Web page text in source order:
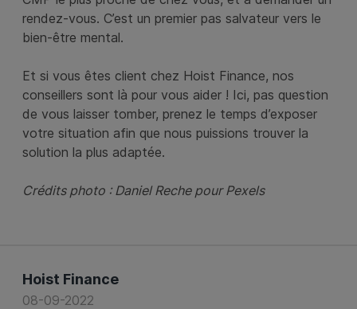
rendez-vous. C’est un premier pas salvateur vers le
bien-être mental.
Et si vous êtes client chez Hoist Finance, nos
conseillers sont là pour vous aider ! Ici, pas question
de vous laisser tomber, prenez le temps d’exposer
votre situation afin que nous puissions trouver la
solution la plus adaptée.
Crédits photo : Daniel Reche pour Pexels
Hoist Finance
08-09-2022